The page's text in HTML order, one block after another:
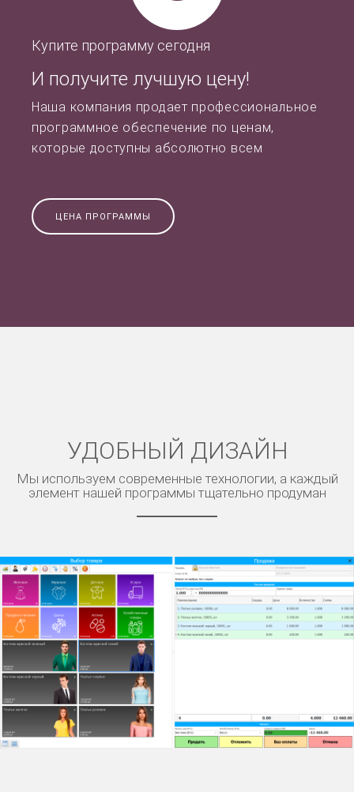
Купите программу сегодня
И получите лучшую цену!
Наша компания продает профессиональное
программное обеспечение по ценам,
которые доступны абсолютно всем
ЦЕНА ПРОГРАММЫ
УДОБНЫЙ ДИЗАЙН
Мы используем современные технологии, а каждый
элемент нашей программы тщательно продуман